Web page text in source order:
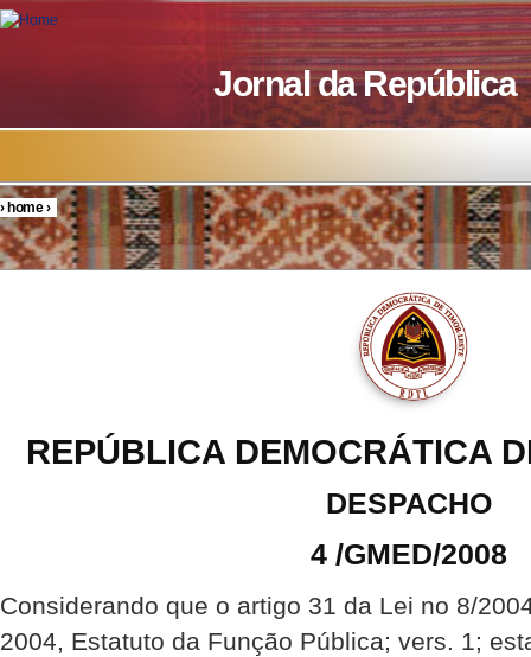
Skip to main content
Jornal da República
You are here
›home›
REPÚBLICA DEMOCRÁTICA
DESPACHO
4 /GMED/2008
Considerando que o artigo 31 da Lei no 8/
2004, Estatuto da Função Pública; vers. 1;